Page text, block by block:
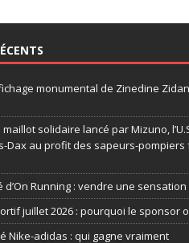
monumental de Zinedine
solidaire lancé par Mizuno,
Dax au profit des sapeurs-
d’On Running : vendre une
juillet 2026 : pourquoi le sponsor
Nike-adidas : qui gagne vraiment